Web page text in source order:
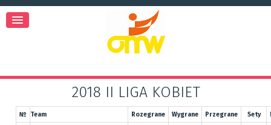
2018 II LIGA KOBIET
№ Team Rozegrane Wygrane Przegrane Sety